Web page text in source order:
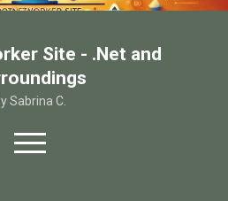
Site - .Net and
Sabrina C.
open
menu